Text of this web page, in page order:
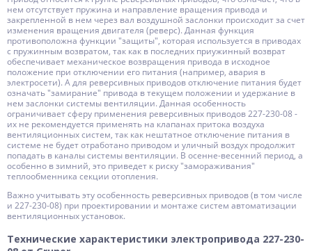
нем отсутствует пружина и направление вращения привода и
закрепленной в нем через вал воздушной заслонки происходит за счет
изменения вращения двигателя (реверс). Данная функция
противоположна функции "защиты", которая используется в приводах
с пружинным возвратом, так как в последних приужинный возврат
обеспечивает механическое возвращения привода в исходное
положение при отключении его питания (например, авария в
электросети). А для реверсивных приводов отключение питания будет
означать "замирание" привода в текущем положении и удержание в
нем заслонки системы вентиляции. Данная особенность
ограничивает сферу применения реверсивных приводов 227-230-08 -
их не рекомендуется применять на клапанах притока воздуха
вентиляционных систем, так как нештатное отключение питания в
системе не будет отработано приводом и уличный воздух продолжит
попадать в каналы системы вентиляции. В осенне-весенний период, а
особенно в зимний, это приведет к риску "замораживания"
теплообменника секции отопления.
Важно учитывать эту особенность реверсивных приводов (в том числе
и 227-230-08) при проектировании и монтаже систем автоматизации
вентиляционных установок.
Технические характеристики электропривода 227-230-